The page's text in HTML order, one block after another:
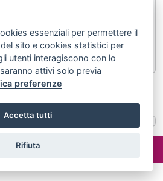
opposizione a norma del
efficacia all'avvenuta
redazione@misterlex.it
essenziali per permettere il
sito e cookies statistici per
utenti interagiscono con lo
attivi solo previa
preferenze
Accetta tutti
Rifiuta